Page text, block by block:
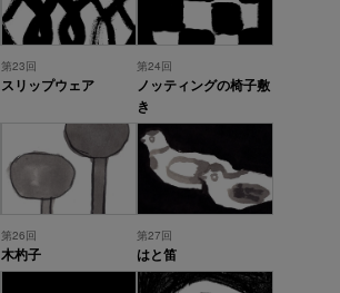
第23回
スリップウェア
第24回
ノッティングの椅子敷
き
第26回
木杓子
第27回
はと笛